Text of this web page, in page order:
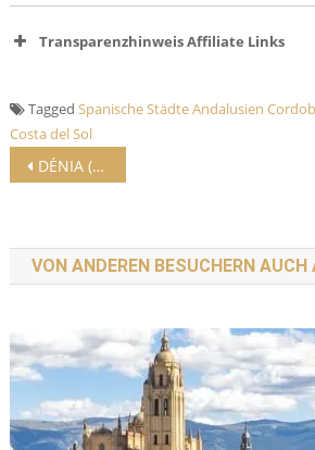
Transparenzhinweis Affiliate Links
Tagged Spanische StädteAndalusien
Costa del Sol
Beitrags-Navigation
DÉNIA (Stadt) Jungesellinnen Party
VON ANDEREN BESUCHERN AUCH